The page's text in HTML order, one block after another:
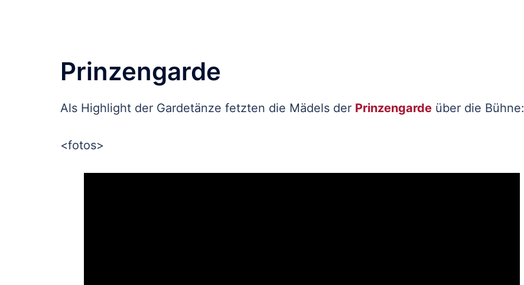
Prinzengarde
Als Highlight der Gardetänze fetzten die Mädels der Prinzengarde über die Bühne:
<fotos>